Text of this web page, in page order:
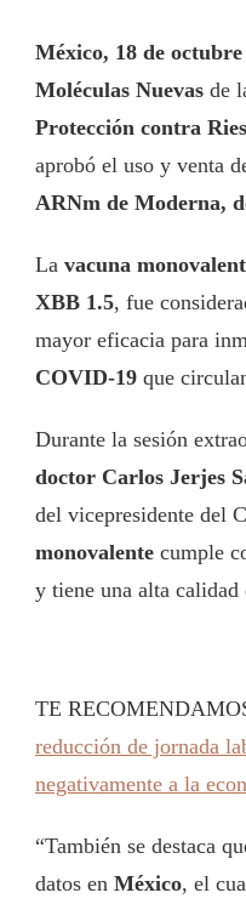
México, 18 de octubre
Moléculas Nuevas de
Protección contra
aprobó el uso y venta
ARNm de Moderna,
La vacuna
XBB 1.5, fue
mayor eficacia para
COVID-19 que
Durante la sesión
doctor Carlos Jerjes
del vicepresidente del
monovalente cumple
y tiene una alta calidad
TE
reducción de jornada
negativamente a la
“También se destaca
datos en México, el